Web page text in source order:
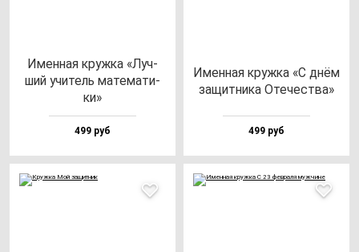
Имен­ная круж­ка «Луч­
ший учи­тель ма­те­ма­ти­
ки»
499 руб
Имен­ная круж­ка «С днём
за­щит­ни­ка Оте­чес­тва»
499 руб